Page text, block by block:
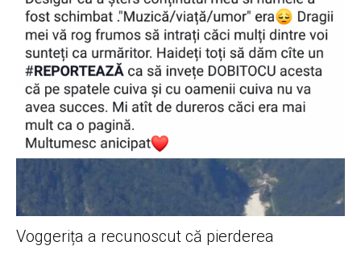
Voggerița a recunoscut că pierderea